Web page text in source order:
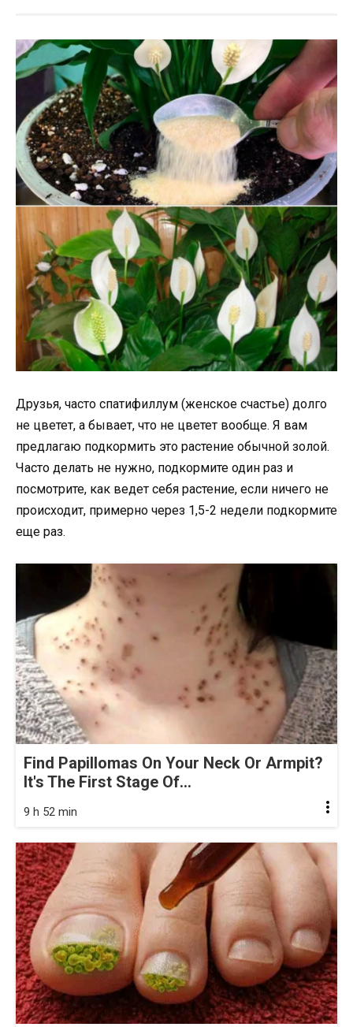
Друзья, часто спатифиллум (женское счастье) долго
не цветет, а бывает, что не цветет вообще. Я вам
предлагаю подкормить это растение обычной золой.
Часто делать не нужно, подкормите один раз и
посмотрите, как ведет себя растение, если ничего не
происходит, примерно через 1,5-2 недели подкормите
еще раз.
Find Papillomas On Your Neck Or Armpit?
It's The First Stage Of...
9 h 52 min